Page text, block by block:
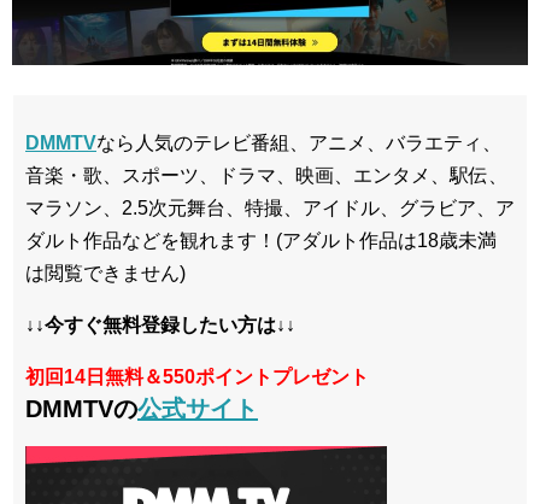
DMMTVなら人気のテレビ番組、アニメ、バラエティ、
音楽・歌、スポーツ、ドラマ、映画、エンタメ、駅伝、
マラソン、2.5次元舞台、特撮、アイドル、グラビア、ア
ダルト作品などを観れます！(アダルト作品は18歳未満
は閲覧できません)
↓↓今すぐ無料登録したい方は↓↓
初回14日無料＆550ポイントプレゼント
DMMTVの公式サイト